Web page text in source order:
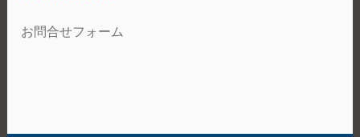
お問合せフォーム